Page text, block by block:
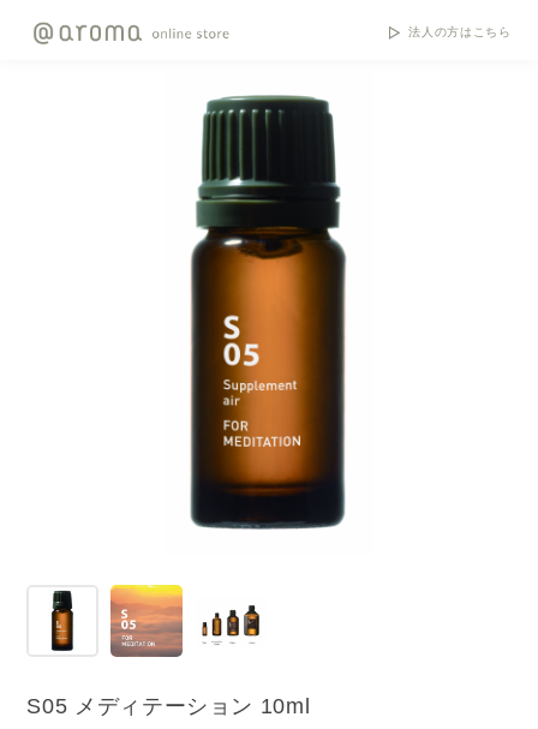
法人の方はこちら
S05 メディテーション 10ml